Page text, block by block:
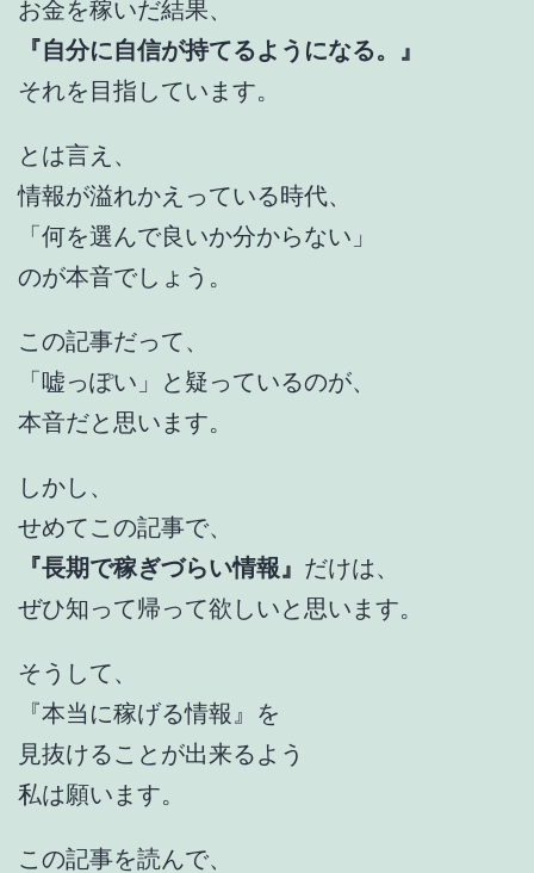
お金を稼いだ結果、
『自分に自信が持てるようになる。』
それを目指しています。
とは言え、
情報が溢れかえっている時代、
「何を選んで良いか分からない」
のが本音でしょう。
この記事だって、
「嘘っぽい」と疑っているのが、
本音だと思います。
しかし、
せめてこの記事で、
『長期で稼ぎづらい情報』 だけは、
ぜひ知って帰って欲しいと思います。
そうして、
『本当に稼げる情報』を
見抜けることが出来るよう
私は願います。
この記事を読んで、